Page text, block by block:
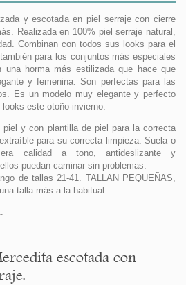
y escotada en piel serraje con cierre
Realizada en 100% piel serraje natural,
Combinan con todos sus looks para el
para los conjuntos más especiales
una horma más estilizada que hace que
y femenina. Son perfectas para las
Es un modelo muy elegante y perfecto
este otoño-invierno.
piel y con plantilla de piel para la correcta
para su correcta limpieza. Suela o
calidad a tono, antideslizante y
puedan caminar sin problemas.
de tallas 21-41. TALLAN PEQUEÑAS,
talla más a la habitual.
escotada con